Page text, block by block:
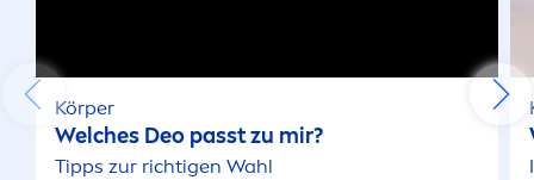
Körper
Welches Deo passt zu mir?
Tipps zur richtigen Wahl